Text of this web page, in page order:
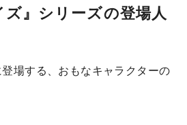
ズ』シリーズの登場人
場する、おもなキャラクターの